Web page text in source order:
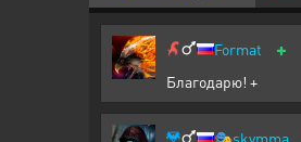
Format +
Благодарю! +
🎭skymma